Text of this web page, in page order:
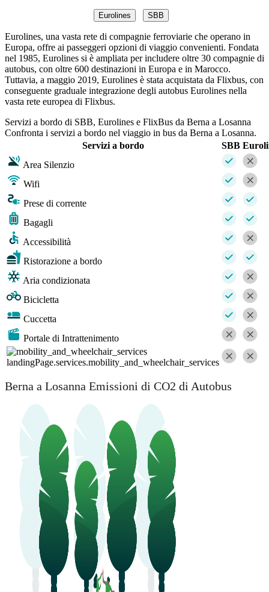
Eurolines SBB
Eurolines, una vasta rete di compagnie ferroviarie che operano in
Europa, offre ai passeggeri opzioni di viaggio convenienti. Fondata
nel 1985, Eurolines si è ampliata per includere oltre 30 compagnie di
autobus, con oltre 600 destinazioni in Europa e in Marocco.
Tuttavia, a maggio 2019, Eurolines è stata acquistata da Flixbus, con
conseguente graduale integrazione degli autobus Eurolines nella
vasta rete europea di Flixbus.
Servizi a bordo di SBB, Eurolines e FlixBus da Berna a Losanna
Confronta i servizi a bordo nel viaggio in bus da Berna a Losanna.
Servizi a bordo
SBB
Area Silenzio
Wifi
Prese di corrente
Bagagli
Accessibilità
Ristorazione a bordo
Aria condizionata
Bicicletta
Cuccetta
Portale di Intrattenimento
landingPage.services.mobility_and_wheelchair_services
Berna a Losanna Emissioni di CO2 di Autobus